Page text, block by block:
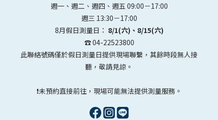
週一、週二、週四、週五 09:00－17:00
週三 13:30－17:00
8月假日測量日： 8/1(六)、8/15(六)
☎️ 04-22523800
此聯絡號碼僅於假日測量日提供現場聯繫，其餘時段無人接
聽，敬請見諒。
❗未預約直接前往，現場可能無法提供測量服務。